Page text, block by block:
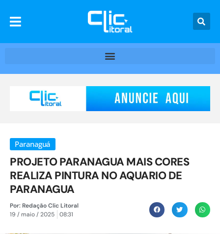
Paranaguá
PROJETO PARANAGUA MAIS CORES
REALIZA PINTURA NO AQUARIO DE
PARANAGUA
Por:Redação Clic Litoral
19 / maio / 2025
08:31